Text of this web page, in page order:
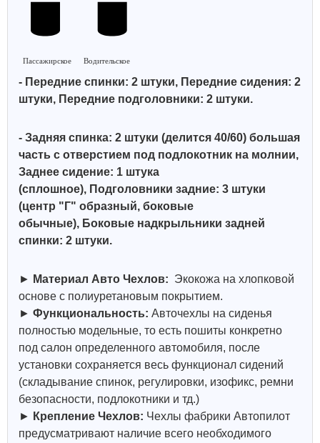
Пассажирское Водительское
- Передние спинки: 2 штуки, Передние сидения: 2
штуки, Передние подголовники: 2 штуки.
- Задняя спинка: 2 штуки (делится 40/60) большая
часть с отверстием под подлокотник на молнии,
Заднее сидение: 1 штука
(сплошное), Подголовники задние: 3 штуки
(центр "Г" образный, боковые
обычные), Боковые надкрыльники задней
спинки: 2 штуки.
► Материал Авто Чехлов: Экокожа на хлопковой
основе с полиуретановым покрытием.
► Функциональность: Авточехлы на сиденья
полностью модельные, то есть пошиты конкретно
под салон определенного автомобиля, после
установки сохраняется весь функционал сидений
(складывание спинок, регулировки, изофикс, ремни
безопасности, подлокотники и тд.)
► Крепление Чехлов: Чехлы фабрики Автопилот
предусматривают наличие всего необходимого